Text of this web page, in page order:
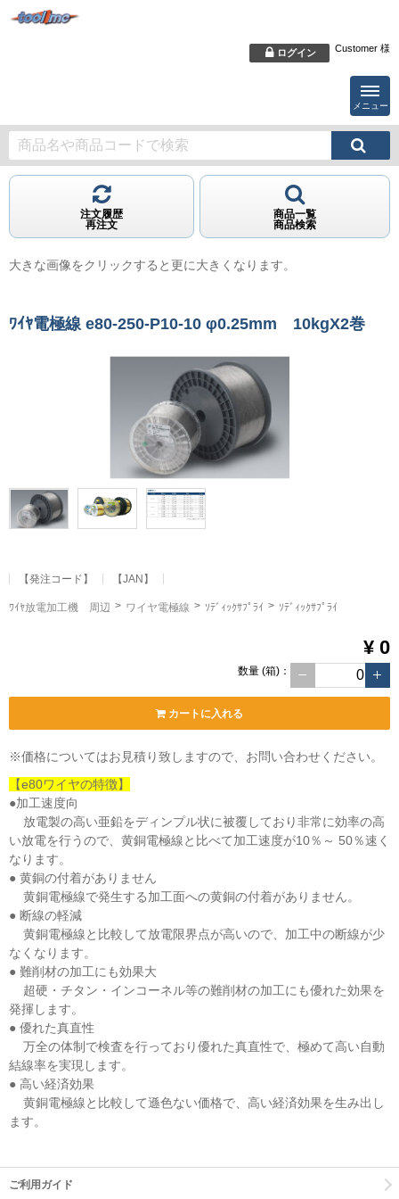
ログイン Customer 様
メニュー
注文履歴
再注文
商品一覧
商品検索
大きな画像をクリックすると更に大きくなります。
ﾜｲﾔ電極線 e80-250-P10-10 φ0.25mm 10kgX2巻
【発注コード】 【JAN】
ﾜｲﾔ放電加工機 周辺 ワイヤ電極線 ｿﾃﾞｨｯｸｻﾌﾟﾗｲ ｿﾃﾞｨｯｸｻﾌﾟﾗｲ
¥ 0
数量 (箱) ：
カートに入れる
※価格についてはお見積り致しますので、お問い合わせください。
【e80ワイヤの特徴】
●加工速度向
放電製の高い亜鉛をディンプル状に被覆しており非常に効率の高
い放電を行うので、黄銅電極線と比べて加工速度が10％～ 50％速く
なります。
● 黄銅の付着がありません
黄銅電極線で発生する加工面への黄銅の付着がありません。
● 断線の軽減
黄銅電極線と比較して放電限界点が高いので、加工中の断線が少
なくなります。
● 難削材の加工にも効果大
超硬・チタン・インコーネル等の難削材の加工にも優れた効果を
発揮します。
● 優れた真直性
万全の体制で検査を行っており優れた真直性で、極めて高い自動
結線率を実現します。
● 高い経済効果
黄銅電極線と比較して遜色ない価格で、高い経済効果を生み出し
ます。
ご利用ガイド